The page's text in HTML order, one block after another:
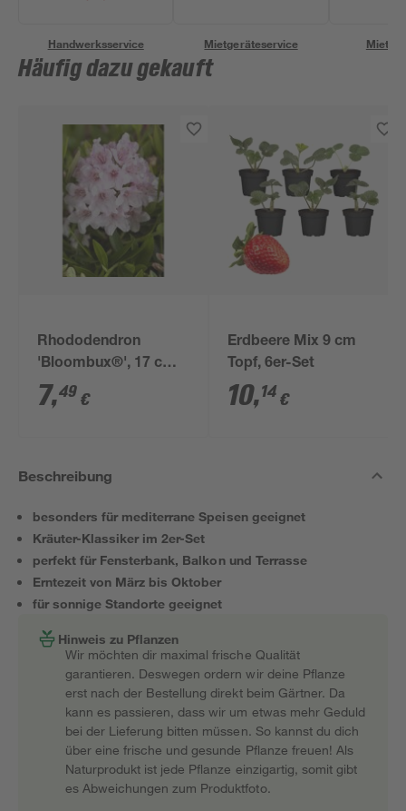
Handwerksservice Mietgeräteservice
Häufig dazu gekauft
Rhododendron
'Bloombux®', 17 cm
Topf
7,49 €
Erdbeere Mix 9 cm
Topf, 6er-Set
10,14 €
Beschreibung
besonders für mediterrane Speisen geeignet
Kräuter-Klassiker im 2er-Set
perfekt für Fensterbank, Balkon und Terrasse
Erntezeit von März bis Oktober
für sonnige Standorte geeignet
Hinweis zu Pflanzen
Wir möchten dir maximal frische Qualität
garantieren. Deswegen ordern wir deine Pflanze
erst nach der Bestellung direkt beim Gärtner. Da
kann es passieren, dass wir um etwas mehr Geduld
bei der Lieferung bitten müssen. So kannst du dich
über eine frische und gesunde Pflanze freuen! Als
Naturprodukt ist jede Pflanze einzigartig, somit gibt
es Abweichungen zum Produktfoto.